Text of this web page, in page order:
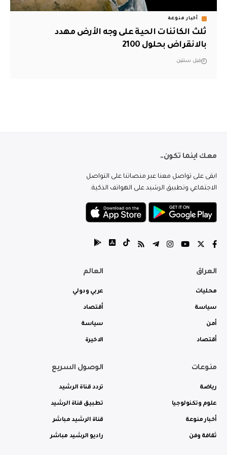
أخبار منوعة
ثلث الكائنات الحية على وجه الأرض مهدد
بالانقراض بحلول 2100
قبل سنتين
معك اينما تكون..
ابقى على تواصل معنا عبر منصاتنا على التواصل
الاجتماعي وتطبيق الرشيد على الهواتف الذكية.
العراق
محليات
سياسة
أمن
أقتصاد
العالم
عربي ودولي
أقتصاد
سياسة
الاخيرة
منوعات
رياضة
علوم وتكنولوجيا
أخبار منوعة
ثقافة وفن
الوصول السريع
تردد قناة الرشيد
تطبيق قناة الرشيد
قناة الرشيد مباشر
راديو الرشيد مباشر